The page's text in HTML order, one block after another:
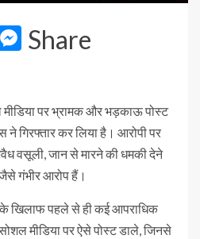
Messenger
Share
पर भ्रामक और भड़काऊ पोस्ट
गिरफ्तार कर लिया है। आरोपी पर
वसूली, जान से मारने की धमकी देने
गंभीर आरोप हैं।
खिलाफ पहले से ही कई आपराधिक
मीडिया पर ऐसे पोस्ट डाले, जिनसे